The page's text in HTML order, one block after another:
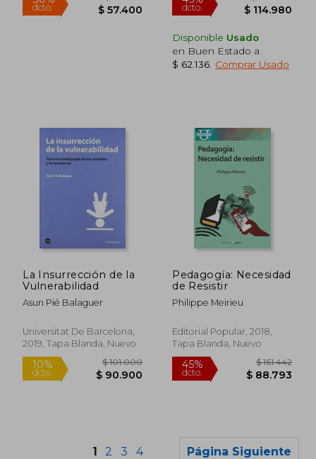
$ 82.712
50%
dcto.
Disponible Usado
en Buen Estado a
$ 62.136 Comprar Usado
La Insurrección de la
Vulnerabilidad
Asun Pié Balaguer
Universitat De Barcelona,
2019, Tapa Blanda, Nuevo
Pedagogía: Necesidad
de Resistir
Philippe Meirieu
Editorial Popular, 2018,
Tapa Blanda, Nuevo
1 2 3 4 Página Siguiente